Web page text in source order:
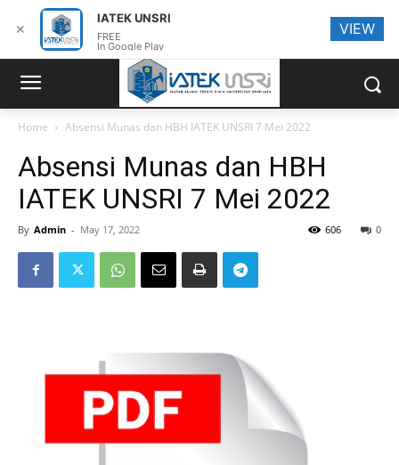
Home Absensi Munas dan HBH IATEK UNSRI 7 Mei 2022
Absensi Munas dan HBH
IATEK UNSRI 7 Mei 2022
By Admin - May 17, 2022 0
606
✕
IATEK UNSRI
FREE
In Google Play
VIEW